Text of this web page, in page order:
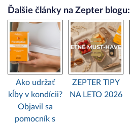
Ďalšie články na Zepter blogu:
Ako udržať
kĺby v kondícii?
Objavil sa
pomocník s
ZEPTER TIPY
NA LETO 2026